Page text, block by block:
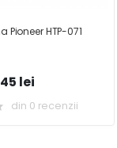
Pioneer HTP-071
lei
din 0 recenzii